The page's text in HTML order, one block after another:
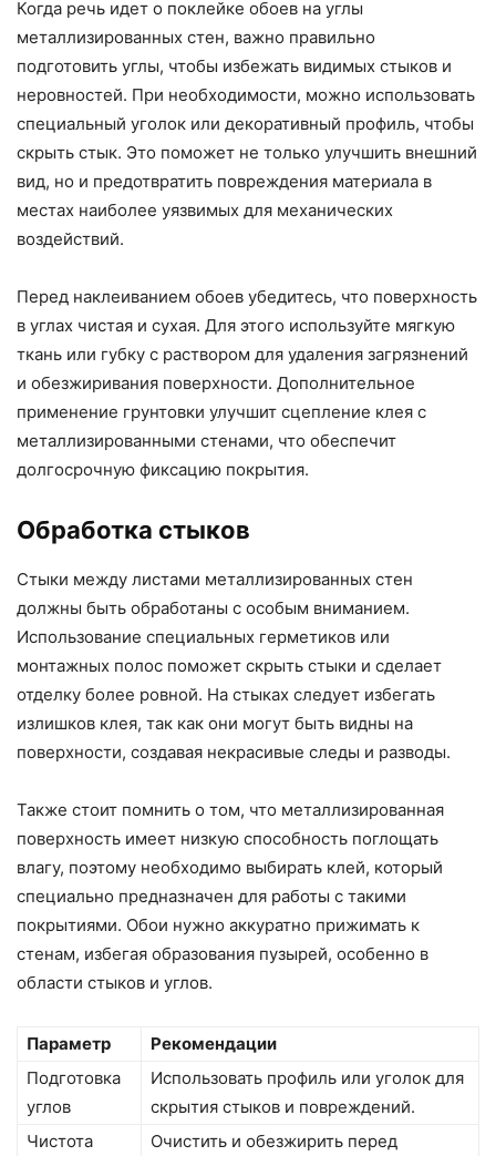
Когда речь идет о поклейке обоев на углы
металлизированных стен, важно правильно
подготовить углы, чтобы избежать видимых стыков и
неровностей. При необходимости, можно использовать
специальный уголок или декоративный профиль, чтобы
скрыть стык. Это поможет не только улучшить внешний
вид, но и предотвратить повреждения материала в
местах наиболее уязвимых для механических
воздействий.
Перед наклеиванием обоев убедитесь, что поверхность
в углах чистая и сухая. Для этого используйте мягкую
ткань или губку с раствором для удаления загрязнений
и обезжиривания поверхности. Дополнительное
применение грунтовки улучшит сцепление клея с
металлизированными стенами, что обеспечит
долгосрочную фиксацию покрытия.
Обработка стыков
Стыки между листами металлизированных стен
должны быть обработаны с особым вниманием.
Использование специальных герметиков или
монтажных полос поможет скрыть стыки и сделает
отделку более ровной. На стыках следует избегать
излишков клея, так как они могут быть видны на
поверхности, создавая некрасивые следы и разводы.
Также стоит помнить о том, что металлизированная
поверхность имеет низкую способность поглощать
влагу, поэтому необходимо выбирать клей, который
специально предназначен для работы с такими
покрытиями. Обои нужно аккуратно прижимать к
стенам, избегая образования пузырей, особенно в
области стыков и углов.
Параметр
Рекомендации
Подготовка
углов
Использовать профиль или уголок для
скрытия стыков и повреждений.
Чистота
Очистить и обезжирить перед